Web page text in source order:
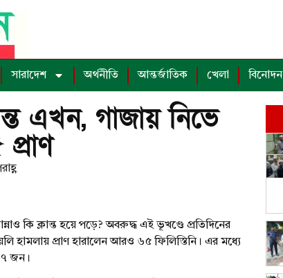
সারাদেশ অর্থনীতি আন্তর্জাতিক খেলা বিনোদন
এখন, গাজায় নিভে
কি ক্লান্ত হয়ে পড়ে? অবরুদ্ধ এই ভূখণ্ডে প্রতিদিনের
হামলায় প্রাণ হারালেন আরও ৬৫ ফিলিস্তিনি। এর মধ্যে
জন।